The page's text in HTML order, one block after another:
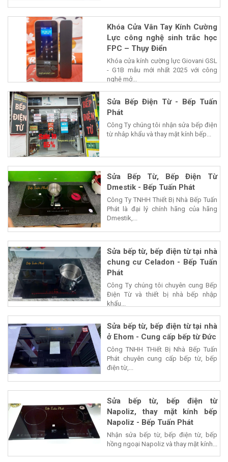
Khóa Cửa Vân Tay Kính Cường
Lực công nghệ sinh trắc học
FPC – Thụy Điển
Khóa cửa kính cường lực Giovani GSL
- G1B mẫu mới nhất 2025 với công
nghệ mở...
Sửa Bếp Điện Từ - Bếp Tuấn
Phát
Công Ty chúng tôi nhận sửa bếp điện
từ nhâp khẩu và thay mặt kính bếp...
Sửa Bếp Từ, Bếp Điện Từ
Dmestik - Bếp Tuấn Phát
Công Ty TNHH Thiết Bị Nhà Bếp Tuấn
Phát là đại lý chính hãng của hãng
Dmestik,...
Sửa bếp từ, bếp điện từ tại nhà
chung cư Celadon - Bếp Tuấn
Phát
Công Ty chúng tôi chuyên cung Bếp
Điện Từ và thiết bị nhà bếp nhập
khẩu...
Sửa bếp từ, bếp điện từ tại nhà
ở Ehom - Cung cấp bếp từ Đức
Công TNHH THiết Bị Nhà Bếp Tuấn
Phát chuyên cung cấp bếp từ, bếp
điện từ,...
Sửa bếp từ, bếp điện từ
Napoliz, thay mặt kính bếp
Napoliz - Bếp Tuấn Phát
Nhận sửa bếp từ, bếp điện từ, bếp
hồng ngoại Napoliz và thay mặt kính...